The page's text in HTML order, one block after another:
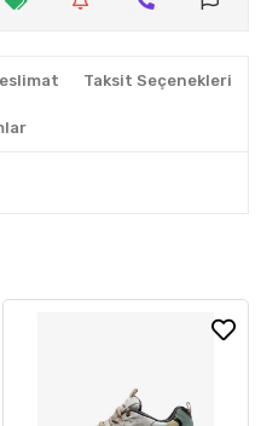
Taksit Seçenekleri